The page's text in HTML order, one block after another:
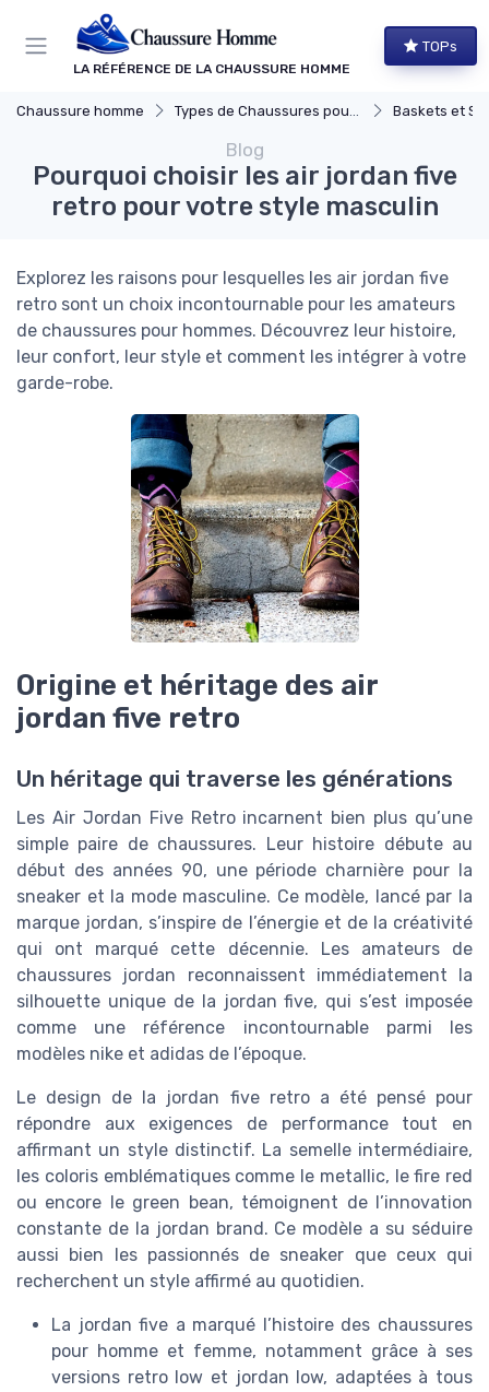
LA RÉFÉRENCE DE LA CHAUSSURE HOMME
TOPs
Chaussure homme Types de Chaussures pour Hommes Baskets et
Blog
Pourquoi choisir les air jordan five
retro pour votre style masculin
Explorez les raisons pour lesquelles les air jordan five
retro sont un choix incontournable pour les amateurs
de chaussures pour hommes. Découvrez leur histoire,
leur confort, leur style et comment les intégrer à votre
garde-robe.
Origine et héritage des air
jordan five retro
Un héritage qui traverse les générations
Les Air Jordan Five Retro incarnent bien plus qu’une
simple paire de chaussures. Leur histoire débute au
début des années 90, une période charnière pour la
sneaker et la mode masculine. Ce modèle, lancé par la
marque jordan, s’inspire de l’énergie et de la créativité
qui ont marqué cette décennie. Les amateurs de
chaussures jordan reconnaissent immédiatement la
silhouette unique de la jordan five, qui s’est imposée
comme une référence incontournable parmi les
modèles nike et adidas de l’époque.
Le design de la jordan five retro a été pensé pour
répondre aux exigences de performance tout en
affirmant un style distinctif. La semelle intermédiaire,
les coloris emblématiques comme le metallic, le fire red
ou encore le green bean, témoignent de l’innovation
constante de la jordan brand. Ce modèle a su séduire
aussi bien les passionnés de sneaker que ceux qui
recherchent un style affirmé au quotidien.
La jordan five a marqué l’histoire des chaussures
pour homme et femme, notamment grâce à ses
versions retro low et jordan low, adaptées à tous
Panneau de gestion des cookies